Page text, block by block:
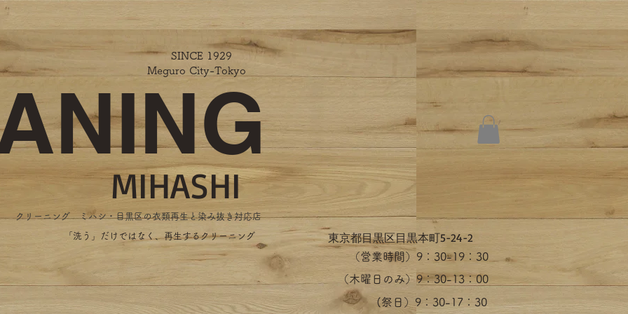
SINCE 1929
Meguro City-Tokyo
MIHASHI
​クリーニング ミハシ・目黒区の衣類再生と染み抜き対応店
​「洗う」だけではなく、再生するクリーニング ​東京都目黒区目黒本町5-24-2
（営業時間）​9：30-19：30
（木曜日のみ）9：30-13：00
​(祭日）9：30-17：30